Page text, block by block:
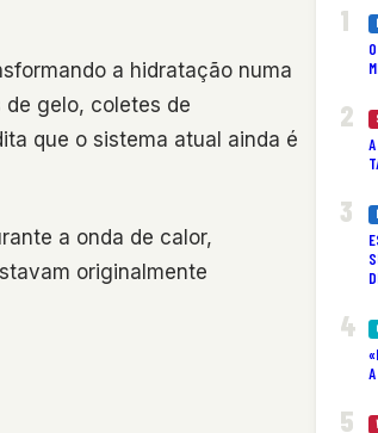
a hidratação numa
gelo, coletes de
que o sistema atual ainda é
a onda de calor,
originalmente